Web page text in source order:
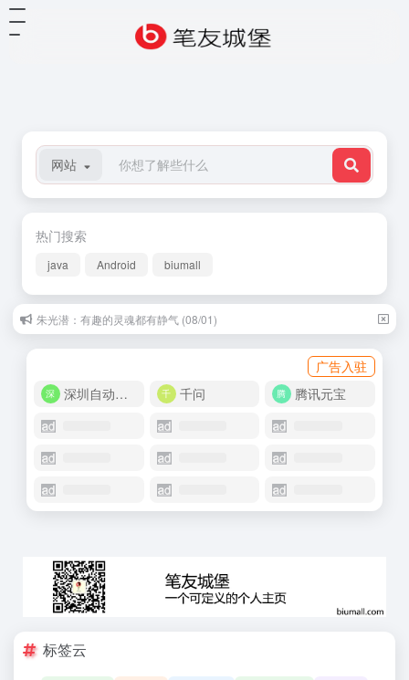
网站
热门搜索
java Android biumall
朱光潜：有趣的灵魂都有静气 (08/01)
广告入驻
深圳自动化商城
千问 腾讯元宝
标签云